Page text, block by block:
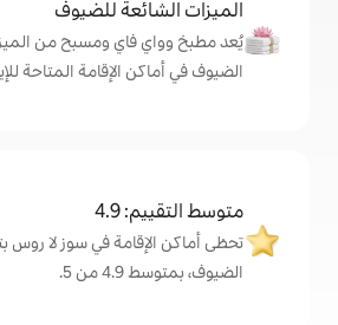
ومسبح من الميزات المفضّلة لدى
المتاحة للإيجار في سوز لا روس
في سوز لا روس بتقييم عالٍ من